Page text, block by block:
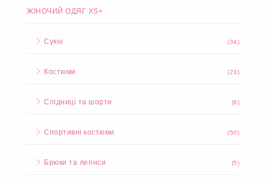
ЖІНОЧИЙ ОДЯГ XS+
Сукні (34)
Костюми (23)
Спідниці та шорти (8)
Спортивні костюми (50)
Брюки та легінси (5)